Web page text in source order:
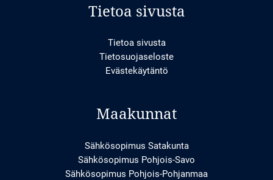
Tietoa sivusta
Tietoa sivusta
Tietosuojaseloste
Evästekäytäntö
Maakunnat
Sähkösopimus Satakunta
Sähkösopimus Pohjois-Savo
Sähkösopimus Pohjois-Pohjanmaa